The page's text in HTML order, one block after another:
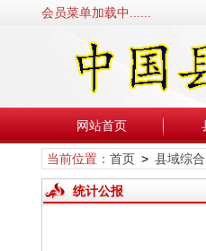
会员菜单加载中......
网站首页
当前位置： 首页> 县域综合
统计公报